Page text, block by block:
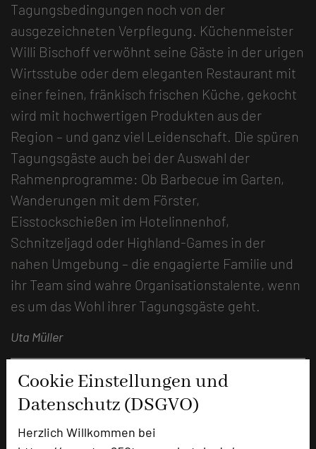
Cookie Einstellungen und
Datenschutz (DSGVO)
Herzlich Willkommen bei
Tagungsbedingungen noch von der
ausgezeichneten Verpflegung. Küchenmeister
Willi Bischoff verwöhnt seine Gäste in der urigen
Wirtsstube oder dem eleganten Restaurant mit
einer feinen, fränkisch frischen Küche, gekocht
wird mit hochwertigen Produkten aus der
Region – und ganz viel Leidenschaft. Die spüren
Tagungsgäste auch bei der Auswahl der
Rahmenprogramme: Ob Barbecue im Garten,
Wanderungen mit dem Förster,
Eisstockschießen im Hotelinnenhof,
Schnitzeljagd oder Highland-Games in der
nahen Umgebung – die engagierte Familie und
ihr Team sind wahre Organisationstalente, wenn
es um das Wohl ihrer Tagungsgäste geht.
Uta Müller